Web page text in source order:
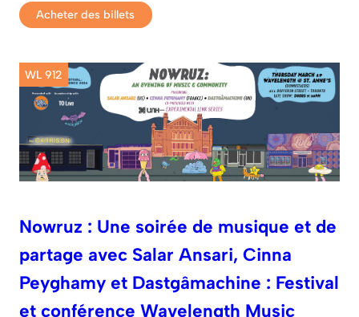
Acheter des billets
WL 912
Nowruz : Une soirée de musique et de
partage avec Salar Ansari, Cinna
Peyghamy et Dastgâmachine : Festival
et conférence Wavelength Music